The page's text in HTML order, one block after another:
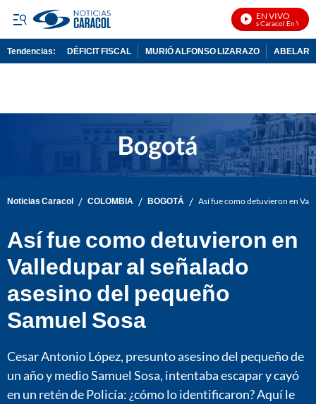
EN VIVO
Noticias Caracol En Vivo
Tendencias: DÉFICIT FISCAL MURIÓ ALFONSO LIZARAZO
Noticias Caracol / COLOMBIA / BOGOTÁ / Así fue como detuvieron en
Así fue como detuvieron en
Valledupar al señalado
asesino del pequeño
Samuel Sosa
Cesar Antonio López, presunto asesino del pequeño de
un año y medio Samuel Sosa, intentaba escapar y cayó
en un retén de Policía: ¿cómo lo identificaron? Aquí le